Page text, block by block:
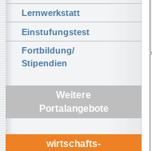
Lernwerkstatt
Einstufungstest
Fortbildung/
Stipendien
Weitere
Portalangebote
wirtschafts-